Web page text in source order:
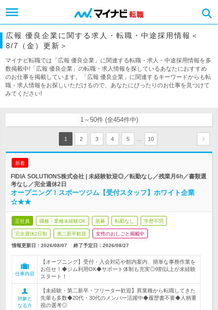
広報 優良企業に関する求人・転職・中途採用情報＜
8/7（金）更新＞
マイナビ転職では「広報 優良企業」に関連する転職・求人・中途採用情報を多
数掲載中!「広報 優良企業」の転職・求人情報を探しているあなたにおすすめ
のお仕事を掲載しています。「広報 優良企業」に関連するキーワードからも転
職・求人情報をお探しいただけるので、あなたにぴったりのお仕事を見つけて
みてください!
1～50件 (全454件中)
1 2 3 4 5 10
新着
FIDIA SOLUTIONS株式会社 | 未経験歓迎◎／転勤なし／残業月6h／書類選
考なし／完全週休2日
オープニング！スポーツジム【受付スタッフ】ホワイト企業
☆★★
正社員 職種・業種未経験OK 急募 転勤なし 学歴不問
完全週休2日制 第二新卒歓迎 女性のおしごと掲載中
情報更新日：2026/08/07 終了予定日： 2026/08/27
仕事内容
【オープニング】受付・入会対応や館内案内、簡単な事務作業を
お任せ！◆ジム利用OK◆サポート体制も充実◎9割以上が未経験
スタート！
対象と
なる方
【未経験・第二新卒・フリーター歓迎】異業種から転職してきた
先輩も多数◆20代・30代のメンバー活躍中◆履歴書不要◆人柄重
視の選考◎